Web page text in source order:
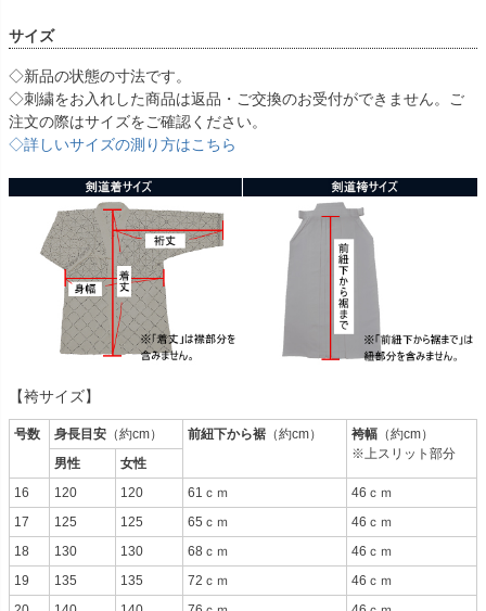
サイズ
◇新品の状態の寸法です。
◇刺繍をお入れした商品は返品・ご交換のお受付ができません。ご
注文の際はサイズをご確認ください。
◇詳しいサイズの測り方はこちら
【袴サイズ】
号数 身長目安 （約cm） 前紐下から裾 （約cm） 袴幅 （約cm）
※上スリット部分
男性
女性
16
120 120 61ｃｍ
46ｃｍ
17
125 125 65ｃｍ
46ｃｍ
18
130 130 68ｃｍ
46ｃｍ
19
135 135 72ｃｍ
46ｃｍ